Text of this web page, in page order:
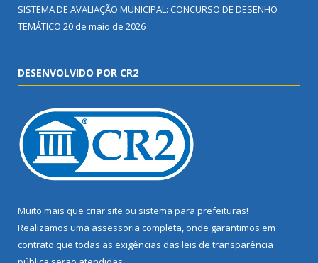
SISTEMA DE AVALIAÇÃO MUNICIPAL: CONCURSO DE DESENHO
TEMÁTICO 20 de maio de 2026
DESENVOLVIDO POR CR2
Muito mais que criar site ou sistema para prefeituras!
Realizamos uma assessoria completa, onde garantimos em
contrato que todas as exigências das leis de transparência